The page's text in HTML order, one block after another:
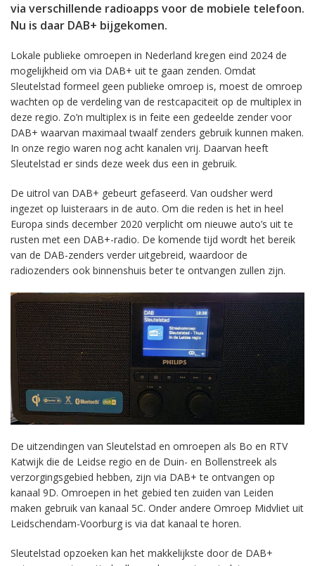
via verschillende radioapps voor de mobiele telefoon.
Nu is daar DAB+ bijgekomen.
Lokale publieke omroepen in Nederland kregen eind 2024 de
mogelijkheid om via DAB+ uit te gaan zenden. Omdat
Sleutelstad formeel geen publieke omroep is, moest de omroep
wachten op de verdeling van de restcapaciteit op de multiplex in
deze regio. Zo’n multiplex is in feite een gedeelde zender voor
DAB+ waarvan maximaal twaalf zenders gebruik kunnen maken.
In onze regio waren nog acht kanalen vrij. Daarvan heeft
Sleutelstad er sinds deze week dus een in gebruik.
De uitrol van DAB+ gebeurt gefaseerd. Van oudsher werd
ingezet op luisteraars in de auto. Om die reden is het in heel
Europa sinds december 2020 verplicht om nieuwe auto’s uit te
rusten met een DAB+-radio. De komende tijd wordt het bereik
van de DAB-zenders verder uitgebreid, waardoor de
radiozenders ook binnenshuis beter te ontvangen zullen zijn.
De uitzendingen van Sleutelstad en omroepen als Bo en RTV
Katwijk die de Leidse regio en de Duin- en Bollenstreek als
verzorgingsgebied hebben, zijn via DAB+ te ontvangen op
kanaal 9D. Omroepen in het gebied ten zuiden van Leiden
maken gebruik van kanaal 5C. Onder andere Omroep Midvliet uit
Leidschendam-Voorburg is via dat kanaal te horen.
Sleutelstad opzoeken kan het makkelijkste door de DAB+